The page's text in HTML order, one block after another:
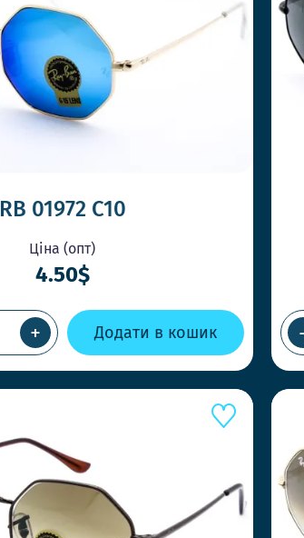
RB 01972 C10
Ціна (опт)
4.50$
+ Додати в кошик